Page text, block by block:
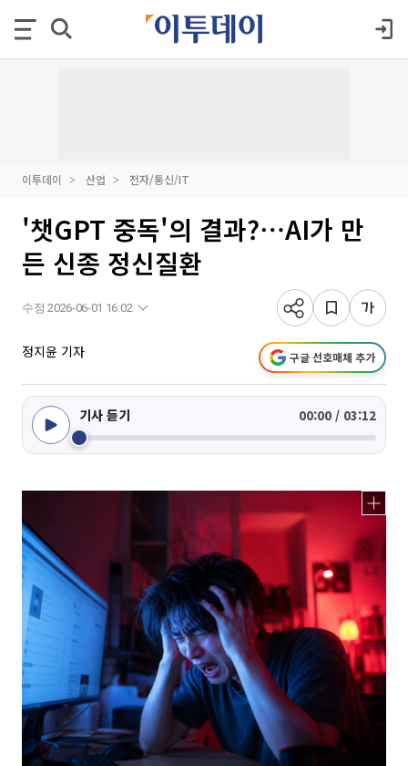
이투데이 산업 전자/통신/IT
'챗GPT 중독'의 결과?⋯AI가 만
든 신종 정신질환
수정 2026-06-01 16:02
정지윤 기자 구글 선호매체 추가
기사 듣기 00:00 / 03:12